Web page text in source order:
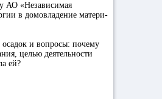
АО «Независимая
в домовладение матери-
осадок и вопросы: почему
целью деятельности
ей?